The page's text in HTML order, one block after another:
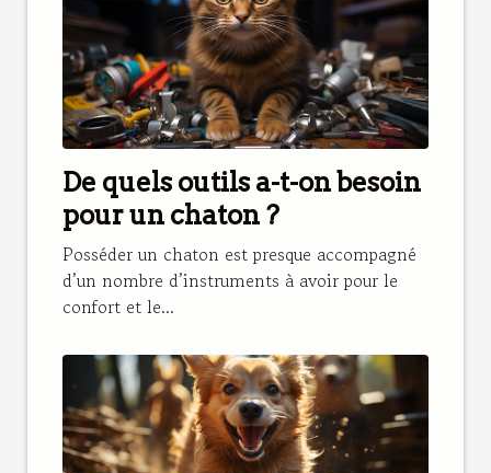
De quels outils a-t-on besoin
pour un chaton ?
Posséder un chaton est presque accompagné
d’un nombre d’instruments à avoir pour le
confort et le...